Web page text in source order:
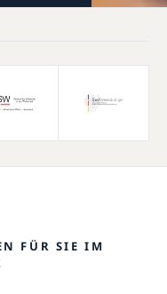
FÜR SIE IM